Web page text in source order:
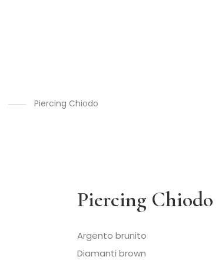
Piercing Chiodo
Piercing Chiodo
Argento brunito
Diamanti brown